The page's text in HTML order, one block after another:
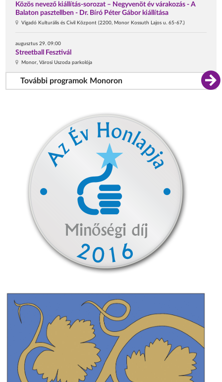
Közös nevező kiállítás-sorozat – Negyvenöt év várakozás - A
Balaton pasztellben - Dr. Bíró Péter Gábor kiállítása
Vigadó Kulturális és Civil Központ (2200, Monor Kossuth Lajos u. 65-67.)
augusztus 29. 09:00
Streetball Fesztivál
Monor, Városi Uszoda parkolója
További programok Monoron